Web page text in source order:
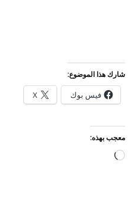
شارك هذا الموضوع:
فيس بوك X
معجب بهذه:
جاري